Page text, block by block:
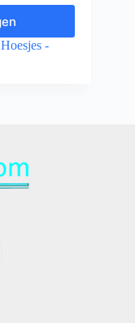
Hoesjes -